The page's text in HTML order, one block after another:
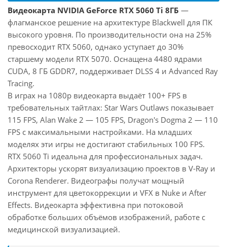
Видеокарта NVIDIA GeForce RTX 5060 Ti 8ГБ —
флагманское решение на архитектуре Blackwell для ПК
высокого уровня. По производительности она на 25%
превосходит RTX 5060, однако уступает до 30%
старшему модели RTX 5070. Оснащена 4480 ядрами
CUDA, 8 ГБ GDDR7, поддерживает DLSS 4 и Advanced Ray
Tracing.
В играх на 1080p видеокарта выдаёт 100+ FPS в
требовательных тайтлах: Star Wars Outlaws показывает
115 FPS, Alan Wake 2 — 105 FPS, Dragon's Dogma 2 — 110
FPS с максимальными настройками. На младших
моделях эти игры не достигают стабильных 100 FPS.
RTX 5060 Ti идеальна для профессиональных задач.
Архитекторы ускорят визуализацию проектов в V-Ray и
Corona Renderer. Видеографы получат мощный
инструмент для цветокоррекции и VFX в Nuke и After
Effects. Видеокарта эффективна при потоковой
обработке больших объёмов изображений, работе с
медицинской визуализацией.